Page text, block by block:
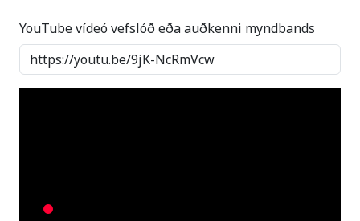
YouTube vídeó vefslóð eða auðkenni myndbands